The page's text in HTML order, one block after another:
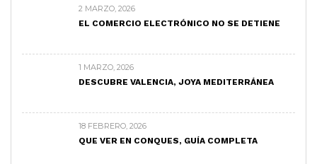
2 MARZO, 2026
EL COMERCIO ELECTRÓNICO NO SE DETIENE
1 MARZO, 2026
DESCUBRE VALENCIA, JOYA MEDITERRÁNEA
18 FEBRERO, 2026
QUE VER EN CONQUES, GUÍA COMPLETA